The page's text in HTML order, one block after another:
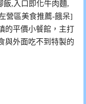
飯,入口即化牛肉麵,
營區美食推薦-餓呆]
的平價小餐館，主打
與外面吃不到特製的